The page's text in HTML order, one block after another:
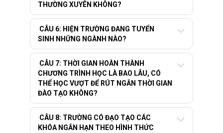
THƯỜNG XUYÊN KHÔNG?
CÂU 6: HIỆN TRƯỜNG ĐANG TUYỂN
SINH NHỮNG NGÀNH NÀO?
CÂU 7: THỜI GIAN HOÀN THÀNH
CHƯƠNG TRÌNH HỌC LÀ BAO LÂU, CÓ
THỂ HỌC VƯỢT ĐỂ RÚT NGẮN THỜI GIAN
ĐÀO TẠO KHÔNG?
CÂU 8: TRƯỜNG CÓ ĐẠO TẠO CÁC
KHÓA NGẮN HẠN THEO HÌNH THỨC